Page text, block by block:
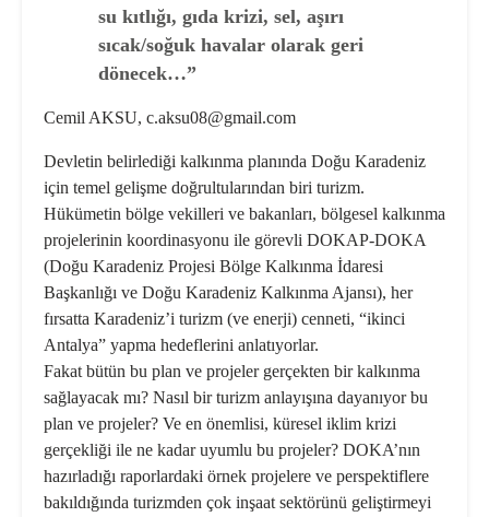
su kıtlığı, gıda krizi, sel, aşırı
sıcak/soğuk havalar olarak geri
dönecek…”
Cemil AKSU, c.aksu08@gmail.com
Devletin belirlediği kalkınma planında Doğu Karadeniz
için temel gelişme doğrultularından biri turizm.
Hükümetin bölge vekilleri ve bakanları, bölgesel kalkınma
projelerinin koordinasyonu ile görevli DOKAP-DOKA
(Doğu Karadeniz Projesi Bölge Kalkınma İdaresi
Başkanlığı ve Doğu Karadeniz Kalkınma Ajansı), her
fırsatta Karadeniz’i turizm (ve enerji) cenneti, “ikinci
Antalya” yapma hedeflerini anlatıyorlar.
Fakat bütün bu plan ve projeler gerçekten bir kalkınma
sağlayacak mı? Nasıl bir turizm anlayışına dayanıyor bu
plan ve projeler? Ve en önemlisi, küresel iklim krizi
gerçekliği ile ne kadar uyumlu bu projeler? DOKA’nın
hazırladığı raporlardaki örnek projelere ve perspektiflere
bakıldığında turizmden çok inşaat sektörünü geliştirmeyi